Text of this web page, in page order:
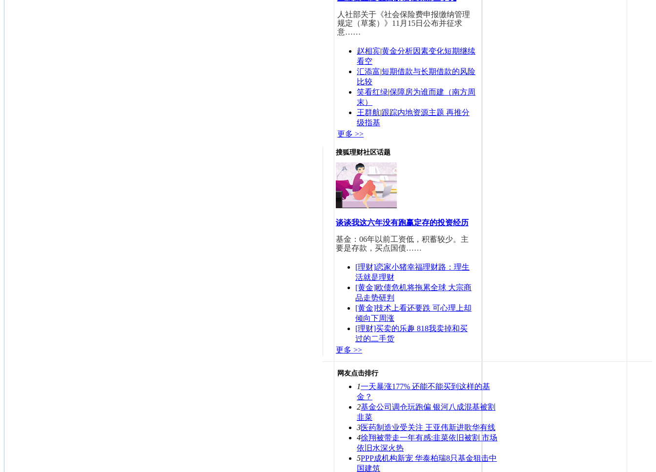
人社部关于《社会保险费申报缴纳管理
规定（草案）》11月15日公布并征求
意……
赵相宾|黄金分析因素变化短期继续
看空
汇添富|短期借款与长期借款的风险
比较
笑看红绿|保障房为谁而建（南方周
末）
王群航|跟踪内地资源主题 再推分
级指基
更多 >>
搜狐理财社区话题
谈谈我这六年没有跑赢定存的投资经历
基金：06年以前工资低，积蓄较少。主
要是存款，买点国债……
[理财]恋家小猪幸福理财路：理生
活就是理财
[黄金]欧债危机将拖累全球 大宗商
品走势研判
[黄金]技术上看还要跌 可心理上却
倾向下周涨
[理财]买卖的乐趣 818我卖掉和买
过的二手货
更多 >>
网友点击排行
1一天暴涨177% 还能不能买到这样的基
金？
2基金公司调仓玩跑偏 银河八成混基被割
韭菜
3医药制造业受关注 王亚伟新进歌华有线
4徐翔被带走一年有感:韭菜依旧被割 市场
依旧水深火热
5PPP成机构新宠 华泰柏瑞8只基金狙击中
国建筑